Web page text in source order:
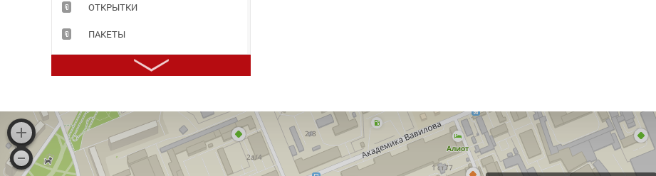
ОТКРЫТКИ
ПАКЕТЫ
ПЕРФОФАЙЛЫ
ПЛАСТИЛИН
ПРИНАДЛЕЖНОСТИ ДЛЯ ХРАНЕНИЯ ДОКУМЕНТОВ